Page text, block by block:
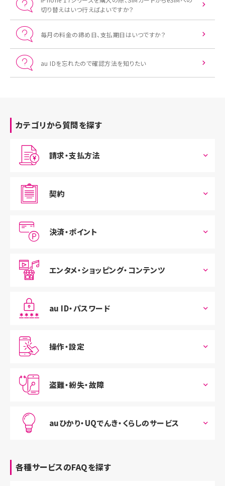
切り替えはいつ行えばよいですか？
毎月の料金の締め日、支払期日はいつですか？
au IDを忘れたので確認方法を知りたい
カテゴリから質問を探す
請求・支払方法
契約
決済・ポイント
エンタメ・ショッピング・コンテンツ
au ID・パスワード
操作・設定
盗難・紛失・故障
auひかり・UQでんき・くらしのサービス
各種サービスのFAQを探す